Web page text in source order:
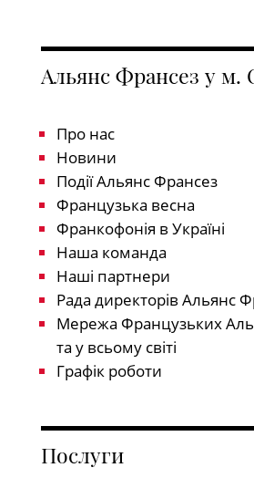
Альянс Франсез у м.
Про нас
Новини
Події Альянс Франсез
Французька весна
Франкофонія в Україні
Наша команда
Наші партнери
Рада директорів Альянс
Мережа Французьких
та у всьому світі
Графік роботи
Послуги